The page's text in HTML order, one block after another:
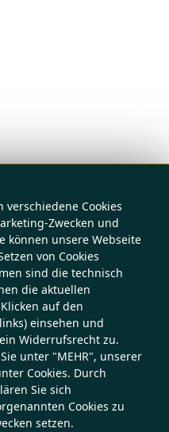
Cookies
Zwecken und
können unsere Webseite
von Cookies
sind die technisch
die aktuellen
auf den
einsehen und
Widerrufsrecht zu.
unter "MEHR", unserer
Cookies. Durch
Sie sich
Cookies zu
setzen.